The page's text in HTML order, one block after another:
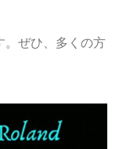
。ぜひ、多くの方